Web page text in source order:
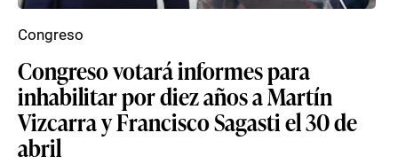
Congreso votará informes para
inhabilitar por diez años a Martín
Vizcarra y Francisco Sagasti el 30 de
abril
Congreso